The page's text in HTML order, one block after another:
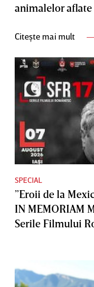
animalelor
Citește mai mult
SPECIAL
”Eroii de la
IN MEMORIAM
Serile Filmului